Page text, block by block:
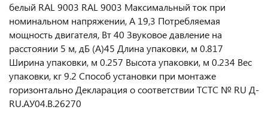
белый RAL 9003 RAL 9003 Максимальный ток при
номинальном напряжении, A 19,3 Потребляемая
мощность двигателя, Вт 40 Звуковое давление на
расстоянии 5 м, дБ (A)45 Длина упаковки, м 0.817
Ширина упаковки, м 0.257 Высота упаковки, м 0.234 Вес
упаковки, кг 9.2 Способ установки при монтаже
горизонтально Декларация о соответствии ТСТС № RU Д-
RU.АУ04.B.26270